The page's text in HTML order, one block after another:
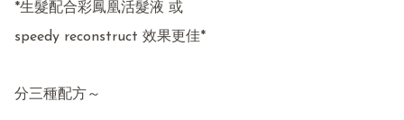
*生髮配合彩鳳凰活髮液 或
speedy reconstruct 效果更佳*
分三種配方～